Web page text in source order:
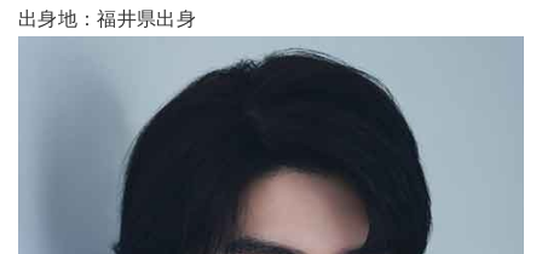
出身地：福井県出身